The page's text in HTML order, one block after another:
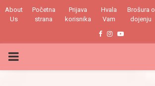
About
Us
Početna
strana
Prijava
korisnika
Hvala
Vam
Brošura o
dojenju
Facebook
Instagram
Youtube
PRIMARY